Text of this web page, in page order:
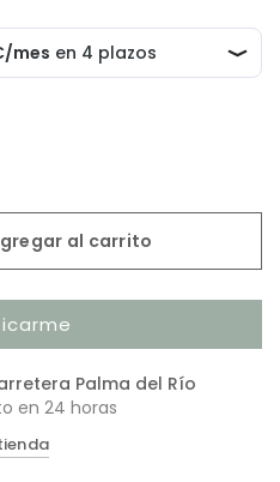
al carrito
Palma del Río
en 24 horas